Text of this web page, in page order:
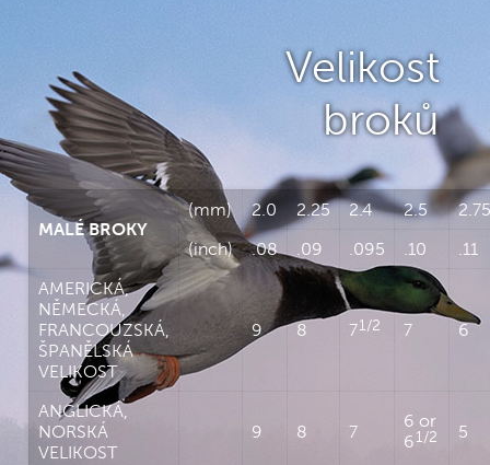
Velikost
broků
MALÉ BROKY
(mm) 2.0 2.25 2.4 2.5
2.75
(inch)
.08 .09 .095 .10
.11
AMERICKÁ,
NĚMECKÁ,
FRANCOUZSKÁ,
ŠPANĚLSKÁ
VELIKOST
9 8 71/2 7 6
ANGLICKÁ,
NORSKÁ
VELIKOST
9 8 7
6 or
61/2 5